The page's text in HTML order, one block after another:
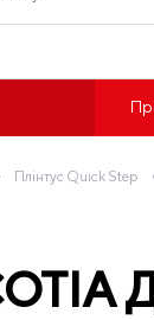
Плінтус Quick Step